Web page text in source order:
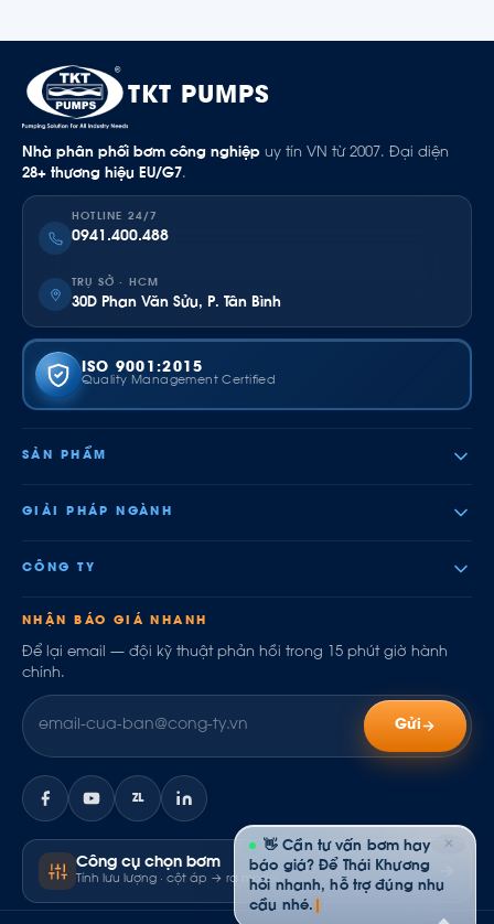
TKT PUMPS
Nhà phân phối bơm công nghiệp uy tín VN từ 2007. Đại diện
28+ thương hiệu EU/G7.
HOTLINE 24/7
0941.400.488
TRỤ SỞ · HCM
30D Phan Văn Sửu, P. Tân Bình
ISO 9001:2015
Quality Management Certified
SẢN PHẨM
GIẢI PHÁP NGÀNH
CÔNG TY
NHẬN BÁO GIÁ NHANH
Để lại email — đội kỹ thuật phản hồi trong 15 phút giờ hành
chính.
Gửi
ZL
Công cụ chọn bơm
Tính lưu lượng · cột áp → ra model
✕
👋 Cần tư vấn bơm hay
báo giá? Để Thái Khương
hỏi nhanh, hỗ trợ đúng nhu
cầu nhé.